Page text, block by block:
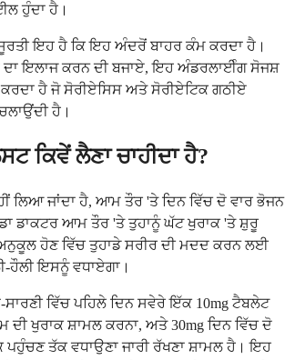
ਹੁੰਦਾ ਹੈ।
ਇਹ ਹੈ ਕਿ ਇਹ ਅੰਦਰੋਂ ਬਾਹਰ ਕੰਮ ਕਰਦਾ ਹੈ।
ਦਾ ਇਲਾਜ ਕਰਨ ਦੀ ਬਜਾਏ, ਇਹ ਅੰਡਰਲਾਈੰਗ ਸੋਜਸ਼
ਹੈ ਜੋ ਸੋਰੀਏਸਿਸ ਅਤੇ ਸੋਰੀਏਟਿਕ ਗਠੀਏ
ਹੈ।
ਕਿਵੇਂ ਲੈਣਾ ਚਾਹੀਦਾ ਹੈ?
ਲਿਆ ਜਾਂਦਾ ਹੈ, ਆਮ ਤੌਰ 'ਤੇ ਦਿਨ ਵਿੱਚ ਦੋ ਵਾਰ ਭੋਜਨ
ਡਾਕਟਰ ਆਮ ਤੌਰ 'ਤੇ ਤੁਹਾਨੂੰ ਘੱਟ ਖੁਰਾਕ 'ਤੇ ਸ਼ੁਰੂ
ਹੋਣ ਵਿੱਚ ਤੁਹਾਡੇ ਸਰੀਰ ਦੀ ਮਦਦ ਕਰਨ ਲਈ
ਹੌਲੀ ਇਸਨੂੰ ਵਧਾਏਗਾ।
ਵਿੱਚ ਪਹਿਲੇ ਦਿਨ ਸਵੇਰੇ ਇੱਕ 10mg ਟੈਬਲੇਟ
ਦੀ ਖੁਰਾਕ ਸ਼ਾਮਲ ਕਰਨਾ, ਅਤੇ 30mg ਦਿਨ ਵਿੱਚ ਦੋ
ਪਹੁੰਚਣ ਤੱਕ ਵਧਾਉਣਾ ਜਾਰੀ ਰੱਖਣਾ ਸ਼ਾਮਲ ਹੈ। ਇਹ